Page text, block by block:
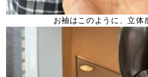
お袖はこのように、立体